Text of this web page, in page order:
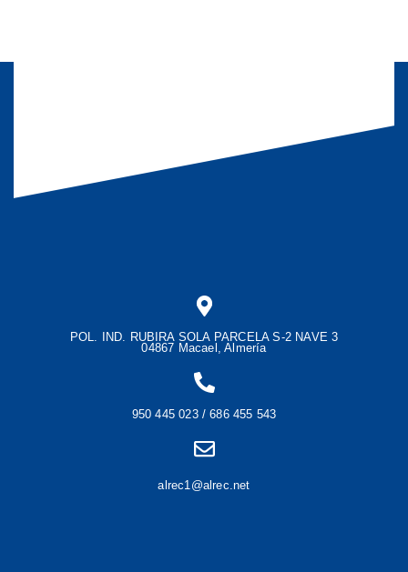
POL. IND. RUBIRA SOLA PARCELA S-2 NAVE 3
04867 Macael, Almería
950 445 023 / 686 455 543
alrec1@alrec.net